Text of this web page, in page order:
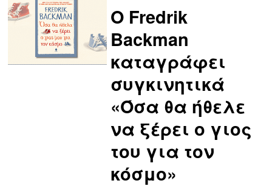
Ο Fredrik
Backman
καταγράφει
συγκινητικά
«Όσα θα ήθελε
να ξέρει ο γιος
του για τον
κόσμο»